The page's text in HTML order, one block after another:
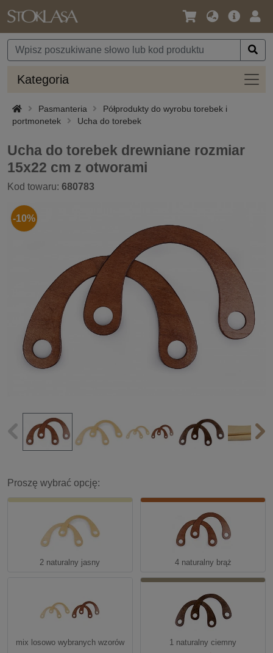
Język
Waluta
Oferta
Kategoria
Pasmanteria
Półprodukty do wyrobu torebek i
portmonetek
Ucha do torebek
Ucha do torebek drewniane rozmiar
15x22 cm z otworami
Kod towaru: 680783
-10%
Proszę wybrać opcję:
2 naturalny jasny 4 naturalny brąż
mix losowo wybranych wzorów
1 naturalny ciemny